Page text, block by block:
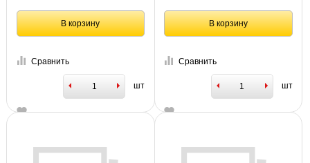
В корзину
Сравнить
шт
В корзину
Сравнить
шт